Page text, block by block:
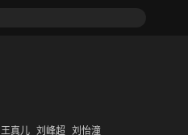
王真儿 刘峰超
刘怡潼